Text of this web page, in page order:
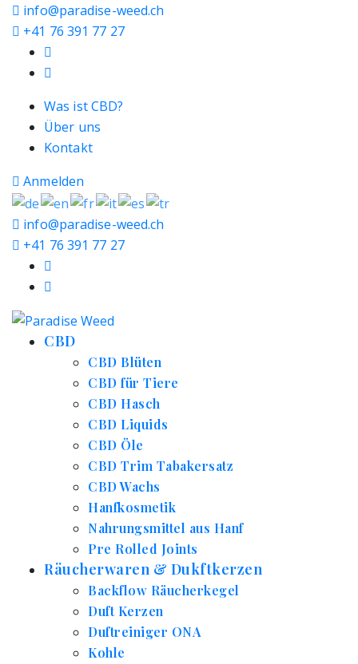
info@paradise-weed.ch
+41 76 391 77 27
Was ist CBD?
Über uns
Kontakt
Anmelden
info@paradise-weed.ch
+41 76 391 77 27
CBD
CBD Blüten
CBD für Tiere
CBD Hasch
CBD Liquids
CBD Öle
CBD Trim Tabakersatz
CBD Wachs
Hanfkosmetik
Nahrungsmittel aus Hanf
Pre Rolled Joints
Räucherwaren & Dukftkerzen
Backflow Räucherkegel
Duft Kerzen
Duftreiniger ONA
Kohle